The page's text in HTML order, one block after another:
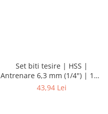
Set biti tesire | HSS |
Antrenare 6,3 mm (1/4") | 12 -
16 - 19 mm | 3 piese
43,94 Lei